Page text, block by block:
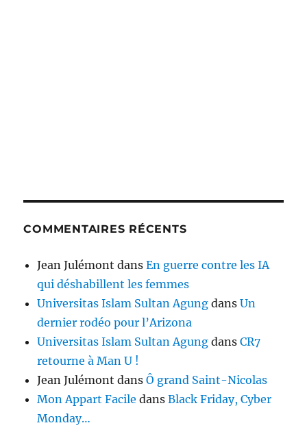
COMMENTAIRES RÉCENTS
Jean Julémont dansEn guerre contre les IA
qui déshabillent les femmes
Universitas Islam Sultan Agung dansUn
dernier rodéo pour l’Arizona
Universitas Islam Sultan Agung dansCR7
retourne à Man U !
Jean Julémont dansÔ grand Saint-Nicolas
Mon Appart Facile dansBlack Friday, Cyber
Monday…